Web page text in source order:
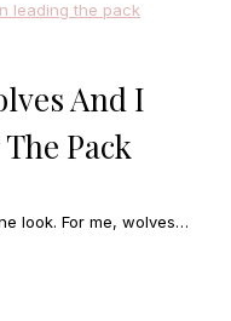
And I
Pack
look. For me, wolves…